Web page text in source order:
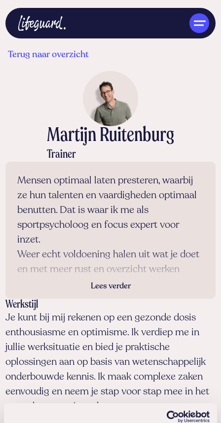
Terug naar overzicht
Martijn Ruitenburg
Trainer
Mensen optimaal laten presteren, waarbij
ze hun talenten en vaardigheden optimaal
benutten. Dat is waar ik me als
sportpsycholoog en focus expert voor
inzet.
Weer echt voldoening halen uit wat je doet
en met meer rust en overzicht werken
vereist nu eenmaal dat je je aandacht wat
langer op een taak richt. En dat is niet
eenvoudig als mail, telefoon en collega’s je
telkens afleiden. Laat staan wanneer je
eigen gedachten en gevoelens je ook nog
eens heen en weer slingeren.
Als vader van drie kinderen herken ik de
uitdaging om op veel vlakken goed te
presteren. En weet ik: dat lukt een stuk
beter als je niet alles tegelijk wilt doen.
Lees verder
Werkstijl
Je kunt bij mij rekenen op een gezonde dosis
enthousiasme en optimisme. Ik verdiep me in
jullie werksituatie en bied je praktische
oplossingen aan op basis van wetenschappelijk
onderbouwde kennis. Ik maak complexe zaken
eenvoudig en neem je stap voor stap mee in het
veranderen van je gedrag.